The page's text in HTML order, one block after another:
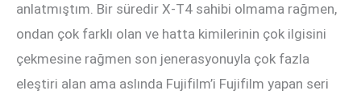
anlatmıştım. Bir süredir X-T4 sahibi olmama rağmen,
ondan çok farklı olan ve hatta kimilerinin çok ilgisini
çekmesine rağmen son jenerasyonuyla çok fazla
eleştiri alan ama aslında Fujifilm’i Fujifilm yapan seri